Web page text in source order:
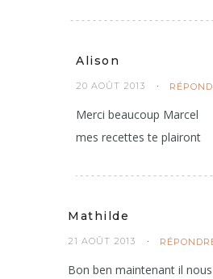
Alison
20 AOÛT 2013
Merci beaucoup Marcel
mes recettes te plairont
Mathilde
21 AOÛT 2013
Bon ben maintenant il